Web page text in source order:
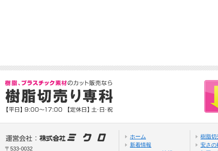
〒533-0032
ホーム
新着情報
樹脂切
安さの